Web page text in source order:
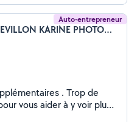
Auto-entrepreneur
Karine Revillon (REVILLON KARINE PHOTOGRAPHE)
. Trop de
vous aider à y voir plus